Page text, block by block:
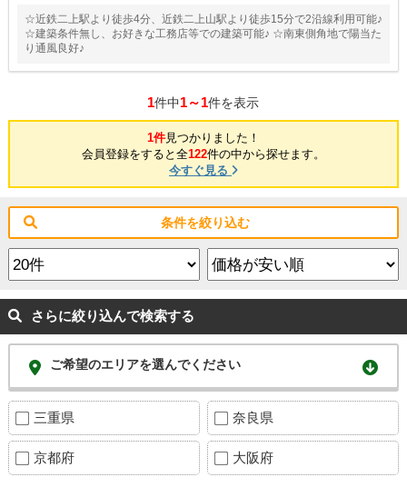
☆近鉄二上駅より徒歩4分、近鉄二上山駅より徒歩15分で2沿線利用可能♪
☆建築条件無し、お好きな工務店等での建築可能♪ ☆南東側角地で陽当た
り通風良好♪
1件中1～1件を表示
1件見つかりました！
会員登録をすると全122件の中から探せます。
今すぐ見る
条件を絞り込む
さらに絞り込んで検索する
ご希望のエリアを選んでください
三重県 奈良県
京都府 大阪府